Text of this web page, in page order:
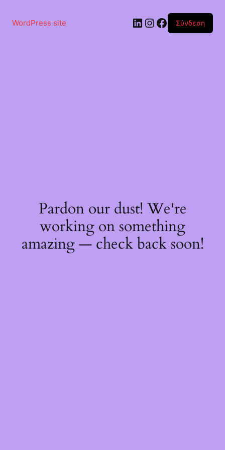
περιεχόμενο
WordPress site Linkedin
Instagram
Facebook
Σύνδεση
Pardon our dust! We're
working on something
amazing — check back soon!